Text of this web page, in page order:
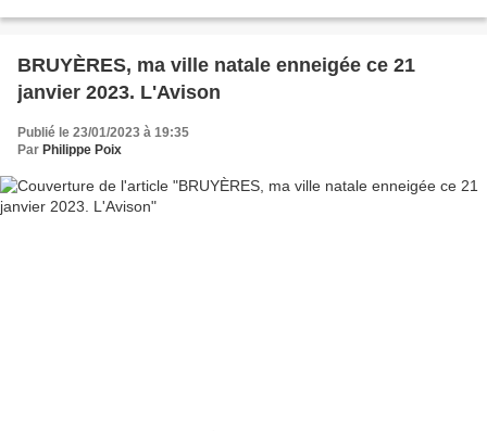
BRUYÈRES, ma ville natale enneigée ce 21
janvier 2023. L'Avison
Publié le 23/01/2023 à 19:35
Par Philippe Poix